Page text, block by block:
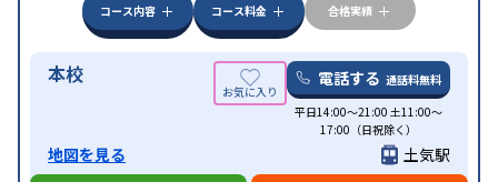
コース内容
コース料金 合格実績
本校 電話する 通話料無料
平日14:00～21:00 土11:00～
17:00（日祝除く）
地図を見る
土気駅